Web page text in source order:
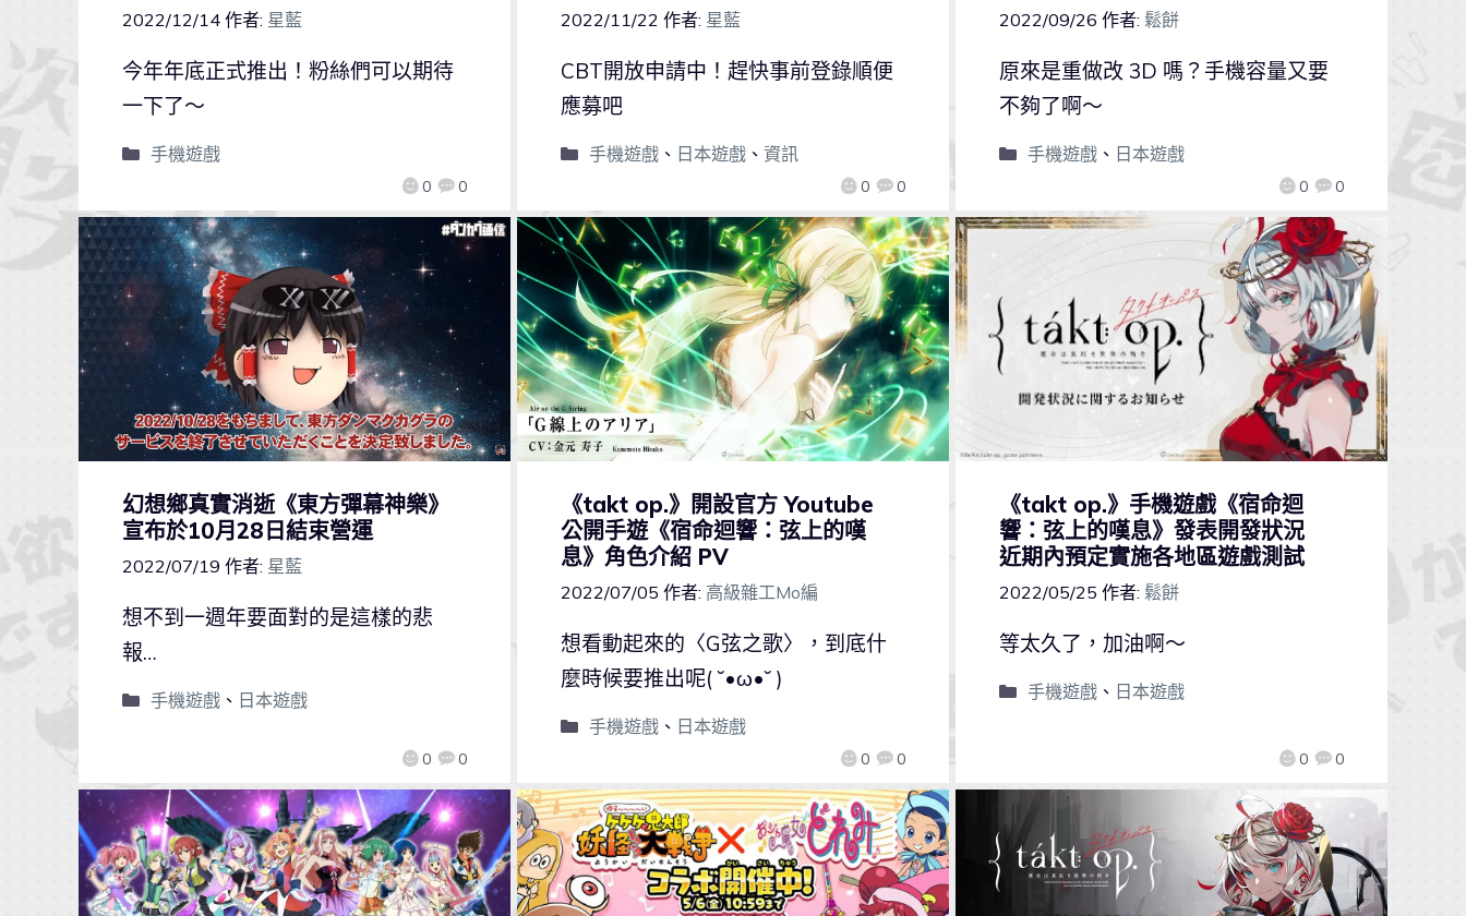
2022/12/14 作者: 星藍
0 0
今年年底正式推出！粉絲們可以期待
一下了～
手機遊戲
2022/11/22 作者: 星藍
0 0
CBT開放申請中！趕快事前登錄順便
應募吧
手機遊戲、 日本遊戲、 資訊
2022/09/26 作者: 鬆餅
0 0
原來是重做改 3D 嗎？手機容量又要
不夠了啊～
手機遊戲、 日本遊戲
幻想鄉真實消逝《東方彈幕神樂》
宣布於10月28日結束營運
2022/07/19 作者: 星藍
0 0
想不到一週年要面對的是這樣的悲
報…
手機遊戲、 日本遊戲
《takt op.》開設官方 Youtube
公開手遊《宿命迴響：弦上的嘆
息》角色介紹 PV
2022/07/05 作者: 高級雜工Mo編
0 0
想看動起來的〈G弦之歌〉，到底什
麼時候要推出呢( ˘•ω•˘ )
手機遊戲、 日本遊戲
《takt op.》手機遊戲《宿命迴
響：弦上的嘆息》發表開發狀況
近期內預定實施各地區遊戲測試
2022/05/25 作者: 鬆餅
0 0
等太久了，加油啊～
手機遊戲、 日本遊戲